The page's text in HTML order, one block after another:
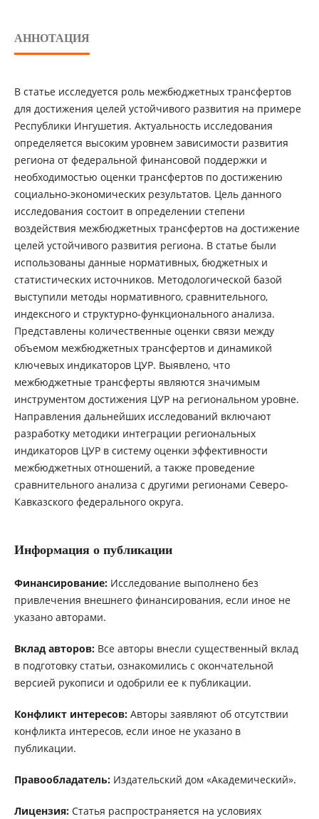
АННОТАЦИЯ
В статье исследуется роль межбюджетных трансфертов
для достижения целей устойчивого развития на примере
Республики Ингушетия. Актуальность исследования
определяется высоким уровнем зависимости развития
региона от федеральной финансовой поддержки и
необходимостью оценки трансфертов по достижению
социально-экономических результатов. Цель данного
исследования состоит в определении степени
воздействия межбюджетных трансфертов на достижение
целей устойчивого развития региона. В статье были
использованы данные нормативных, бюджетных и
статистических источников. Методологической базой
выступили методы нормативного, сравнительного,
индексного и структурно-функционального анализа.
Представлены количественные оценки связи между
объемом межбюджетных трансфертов и динамикой
ключевых индикаторов ЦУР. Выявлено, что
межбюджетные трансферты являются значимым
инструментом достижения ЦУР на региональном уровне.
Направления дальнейших исследований включают
разработку методики интеграции региональных
индикаторов ЦУР в систему оценки эффективности
межбюджетных отношений, а также проведение
сравнительного анализа с другими регионами Северо-
Кавказского федерального округа.
Информация о публикации
Финансирование:Исследование выполнено без
привлечения внешнего финансирования, если иное не
указано авторами.
Вклад авторов:Все авторы внесли существенный вклад
в подготовку статьи, ознакомились с окончательной
версией рукописи и одобрили ее к публикации.
Конфликт интересов:Авторы заявляют об отсутствии
конфликта интересов, если иное не указано в
публикации.
Правообладатель:Издательский дом «Академический».
Лицензия:Статья распространяется на условиях